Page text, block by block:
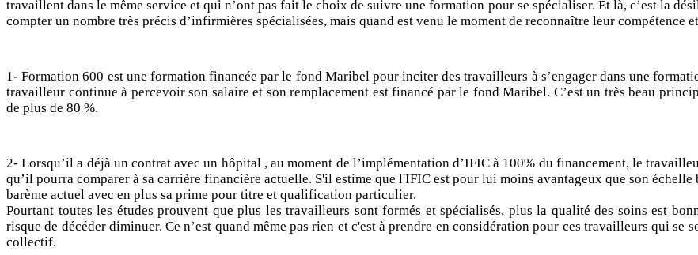
travaillent dans le même service et qui n’ont pas fait le choix de suivre une formation pour se spécialiser. Et là, c’est la
compter un nombre très précis d’infirmières spécialisées, mais quand est venu le moment de reconnaître leur compétence
1-Formation 600 est une formation financée par le fond Maribel pour inciter des travailleurs à s’engager dans une
travailleur continue à percevoir son salaire et son remplacement est financé par le fond Maribel. C’est un très beau
de plus de 80 %.
2-Lorsqu’il a déjà un contratavec un hôpital , au moment de l’implémentation d’IFIC à 100% du financement, le
qu’il pourra comparer à sa carrière financière actuelle. S'il estime que l'IFIC est pour lui moins avantageux que son
barème actuel avec en plus sa prime pour titre et qualification particulier.
Pourtant toutes les études prouvent que plus les travailleurs sont formés et spécialisés, plus la qualité des soins est
risque de décéder diminuer. Ce n’est quand même pas rien et c'est à prendre en considération pour ces travailleurs qui se
collectif.